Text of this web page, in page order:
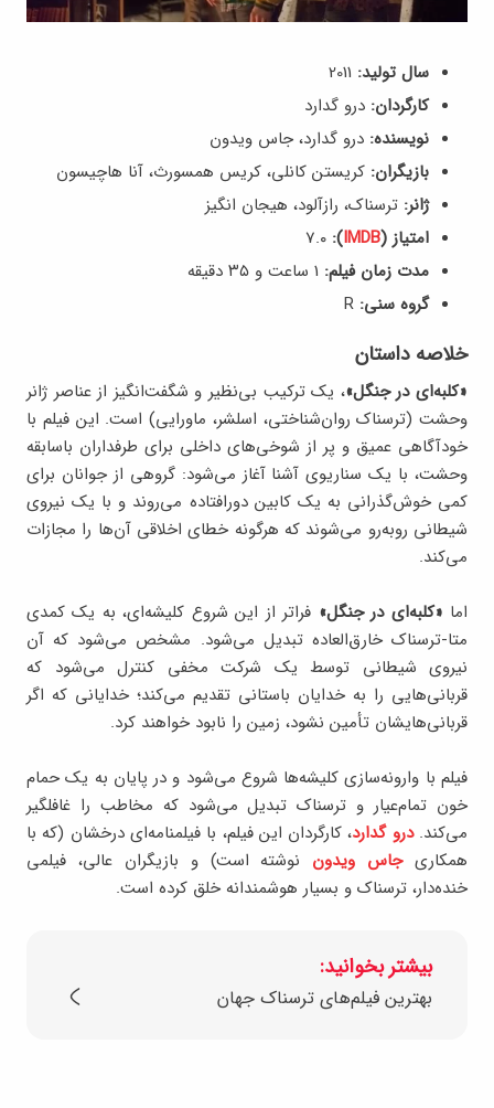
سال تولید:
کارگردان: درو گدارد
نویسنده: درو گدارد، جاس ویدون
بازیگران: کریستن کانلی، کریس همسورث، آنا هاچیسون
ژانر: ترسناک، رازآلود، هیجان انگیز
امتیاز (IMDB
):
مدت زمان فیلم:
گروه سنی:
خلاصه داستان
«کلبه‌ای در جنگل»، یک ترکیب بی‌نظیر و شگفت‌انگیز از عناصر ژانر
وحشت (ترسناک روان‌شناختی، اسلشر، ماورایی) است. این فیلم با
خودآگاهی عمیق و پر از شوخی‌های داخلی برای طرفداران باسابقه‌
وحشت، با یک سناریوی آشنا آغاز می‌شود: گروهی از جوانان برای
کمی خوش‌گذرانی به یک کابین دورافتاده می‌روند و با یک نیروی
شیطانی روبه‌رو می‌شوند که هرگونه خطای اخلاقی آن‌ها را مجازات
می‌کند.
اما «کلبه‌ای در جنگل» فراتر از این شروع کلیشه‌ای، به یک کمدی
متا-ترسناک خارق‌العاده تبدیل می‌شود. مشخص می‌شود که آن
نیروی شیطانی توسط یک شرکت مخفی کنترل می‌شود که
قربانی‌هایی را به خدایان باستانی تقدیم می‌کند؛ خدایانی که اگر
قربانی‌هایشان تأمین نشود، زمین را نابود خواهند کرد.
فیلم با وارونه‌سازی کلیشه‌ها شروع می‌شود و در پایان به یک حمام
خون تمام‌عیار و ترسناک تبدیل می‌شود که مخاطب را غافلگیر
می‌کند.درو گدارد، کارگردان این فیلم، با فیلمنامه‌ای درخشان (که با
همکاریجاس ویدون نوشته است) و بازیگران عالی، فیلمی
خنده‌دار، ترسناک و بسیار هوشمندانه خلق کرده است.
بیشتر بخوانید:
بهترین فیلم‌های ترسناک جهان